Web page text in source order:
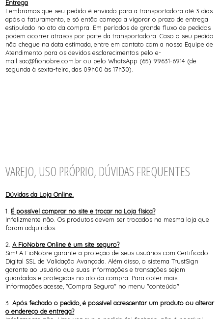
Entrega
Lembramos que seu pedido é enviado para a transportadora até 3 dias
após o faturamento, e só então começa a vigorar o prazo de entrega
estipulado no ato da compra. Em períodos de grande fluxo de pedidos
podem ocorrer atrasos por parte da transportadora. Caso o seu pedido
não chegue na data estimada, entre em contato com a nossa Equipe de
Atendimento para os devidos esclarecimentos pelo e-
mail sac@fionobre.com.br ou pelo WhatsApp (65) 99631-6914 (de
segunda à sexta-feira, das 09h00 às 17h30).
VAREJO, USO PRÓPRIO, DÚVIDAS FREQUENTES
Dúvidas da Loja Online.
1. É possível comprar no site e trocar na Loja física?
Infelizmente não. Os produtos devem ser trocados na mesma loja que
foram adquiridos.
2.A FioNobre Online é um site seguro?
Sim! A FioNobre garante a proteção de seus usuários com Certificado
Digital SSL de Validação Avançada. Além disso, o sistema TrustSign
garante ao usuário que suas informações e transações sejam
guardadas e protegidas no ato da compra. Para obter mais
informações acesse, "Compra Segura" no menu "conteúdo".
3.Após fechado o pedido, é possível acrescentar um produto ou alterar
o endereço de entrega?